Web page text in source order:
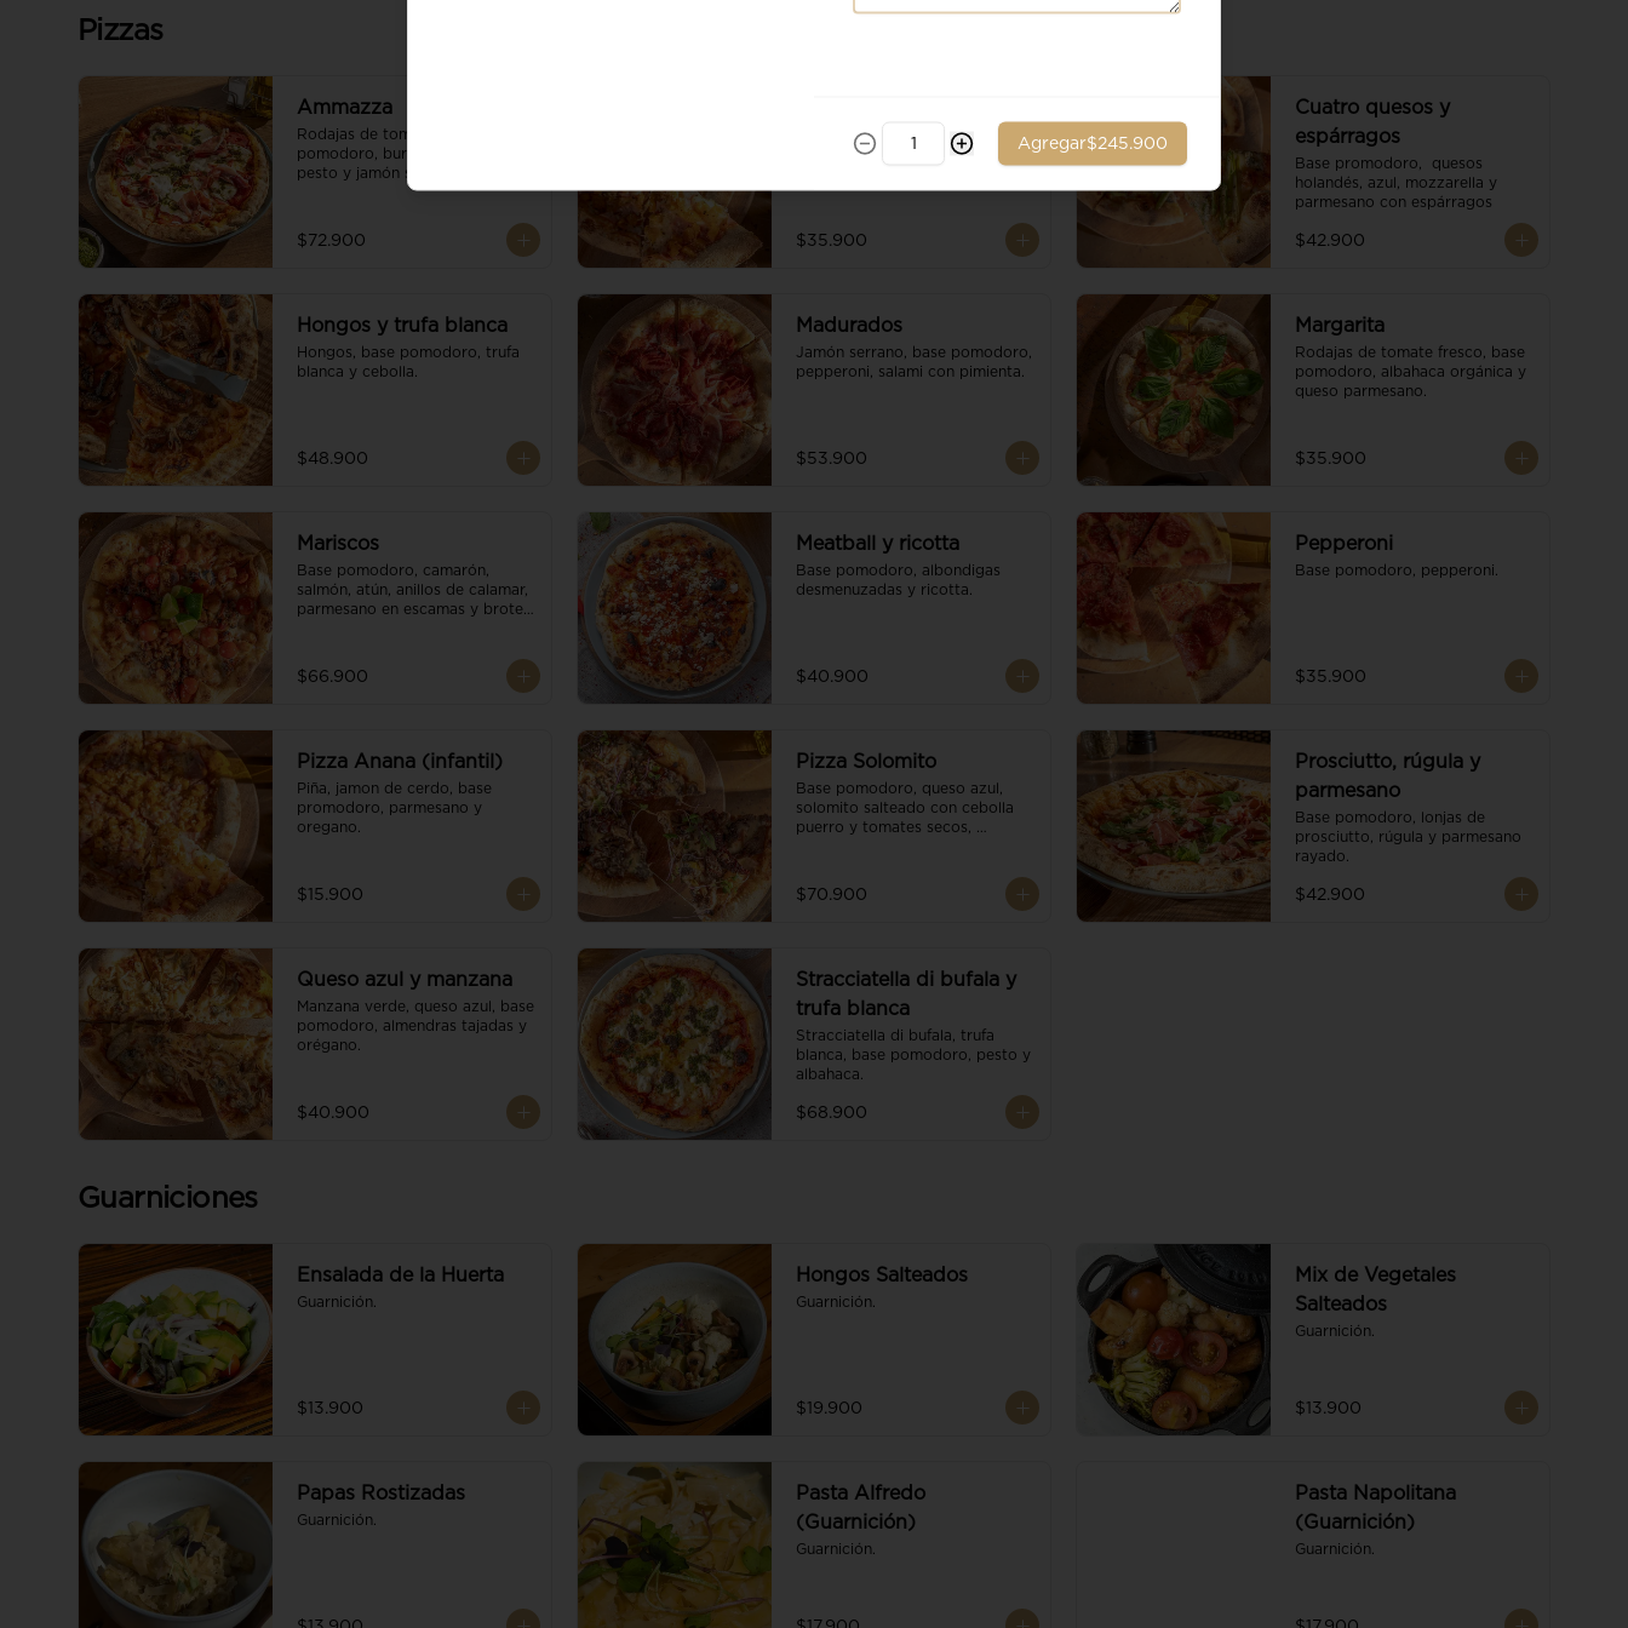
Pizzas
Ammazza
Rodajas de tomate fresco, base
pomodoro, burrata cremoso,
pesto y jamón serrano.
$72.900
Piña, jamon de cerdo, base
pomodoro, escamas de
$35.900
Cuatro quesos y
espárragos
Base promodoro,  quesos
holandés, azul, mozzarella y
parmesano con espárragos
$42.900
Hongos y trufa blanca
Hongos, base pomodoro, trufa
blanca y cebolla.
$48.900
Madurados
Jamón serrano, base pomodoro,
pepperoni, salami con pimienta.
$53.900
Margarita
Rodajas de tomate fresco, base
pomodoro, albahaca orgánica y
queso parmesano.
$35.900
Mariscos
Base pomodoro, camarón,
salmón, atún, anillos de calamar,
parmesano en escamas y brotes
$66.900
Meatball y ricotta
Base pomodoro, albondigas
desmenuzadas y ricotta.
$40.900
Pepperoni
Base pomodoro, pepperoni.
$35.900
Pizza Anana (infantil)
Piña, jamon de cerdo, base
promodoro, parmesano y
oregano.
$15.900
Pizza Solomito
Base pomodoro, queso azul,
solomito salteado con cebolla
puerro y tomates secos,
$70.900
Prosciutto, rúgula y
parmesano
Base pomodoro, lonjas de
prosciutto, rúgula y parmesano
rayado.
$42.900
Queso azul y manzana
Manzana verde, queso azul, base
pomodoro, almendras tajadas y
orégano.
$40.900
Stracciatella di bufala y
trufa blanca
Stracciatella di bufala, trufa
blanca, base pomodoro, pesto y
albahaca.
$68.900
Guarniciones
Ensalada de la Huerta
Guarnición.
$13.900
Hongos Salteados
Guarnición.
$19.900
Mix de Vegetales
Salteados
Guarnición.
$13.900
Papas Rostizadas
Guarnición.
Pasta Alfredo
(Guarnición)
Guarnición.
Pasta Napolitana
(Guarnición)
Guarnición.
Agregar$245.900